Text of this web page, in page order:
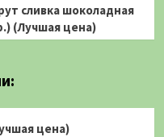
сливка шоколадная
(Лучшая цена)
цена)